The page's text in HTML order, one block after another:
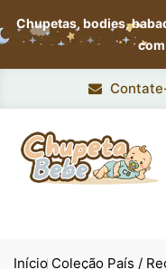
Chupetas, bodies,
Início Coleção País /